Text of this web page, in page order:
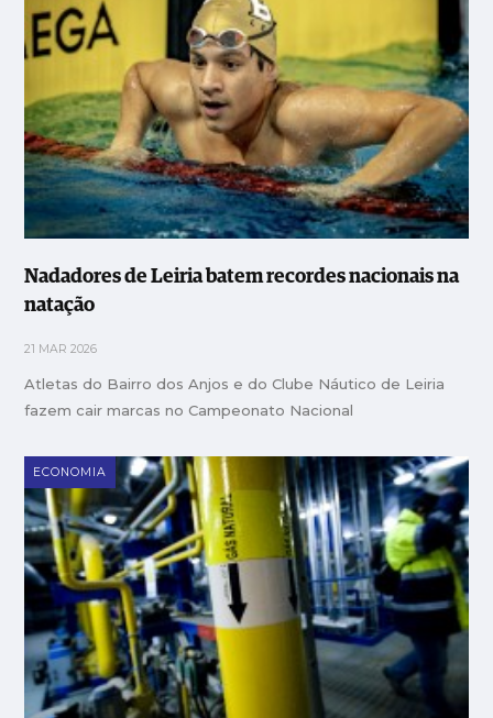
Nadadores de Leiria batem recordes nacionais na
natação
21 MAR 2026
Atletas do Bairro dos Anjos e do Clube Náutico de Leiria
fazem cair marcas no Campeonato Nacional
ECONOMIA